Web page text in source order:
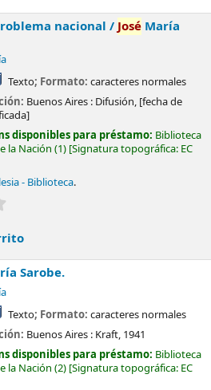
nacional / José María
Texto; Formato: caracteres normales
Buenos Aires : Difusión, [fecha de
disponibles para préstamo: Biblioteca
la Nación (1) Signatura topográfica: EC
- Biblioteca.
Sarobe.
Texto; Formato: caracteres normales
Buenos Aires : Kraft, 1941
disponibles para préstamo: Biblioteca
la Nación (2) Signatura topográfica: EC